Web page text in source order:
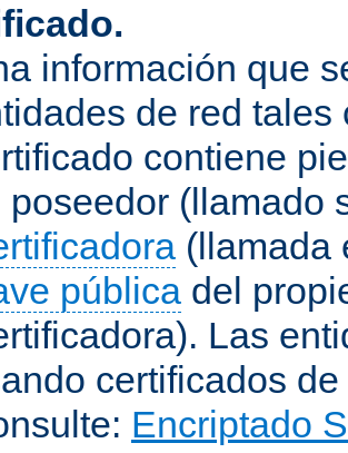
información que
de red
contiene
poseedor (llamado
(llamada
pública del
Las
certificados
Encriptado